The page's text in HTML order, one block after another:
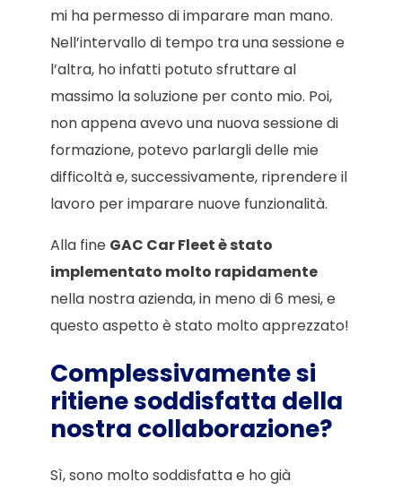
mi ha permesso di imparare man mano.
Nell’intervallo di tempo tra una sessione e
l’altra, ho infatti potuto sfruttare al
massimo la soluzione per conto mio. Poi,
non appena avevo una nuova sessione di
formazione, potevo parlargli delle mie
difficoltà e, successivamente, riprendere il
lavoro per imparare nuove funzionalità.
Alla fine GAC Car Fleet è stato
implementato molto rapidamente
nella nostra azienda, in meno di 6 mesi, e
questo aspetto è stato molto apprezzato!
Complessivamente si
ritiene soddisfatta della
nostra collaborazione?
Sì, sono molto soddisfatta e ho già